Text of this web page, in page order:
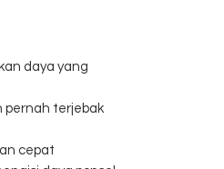
daya yang
pernah terjebak
cepat